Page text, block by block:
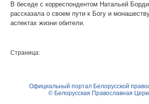
В беседе с корреспондентом Натальей
рассказала о своем пути к Богу и
аспектах жизни обители.
Страница:
Официальный портал Белорусской
© Белорусская Православная